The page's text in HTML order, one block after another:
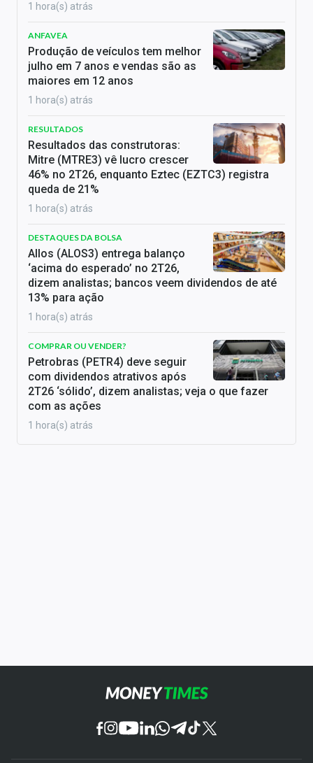
1 hora(s) atrás
ANFAVEA
Produção de veículos tem melhor
julho em 7 anos e vendas são as
maiores em 12 anos
1 hora(s) atrás
RESULTADOS
Resultados das construtoras:
Mitre (MTRE3) vê lucro crescer
46% no 2T26, enquanto Eztec (EZTC3) registra
queda de 21%
1 hora(s) atrás
DESTAQUES DA BOLSA
Allos (ALOS3) entrega balanço
‘acima do esperado’ no 2T26,
dizem analistas; bancos veem dividendos de até
13% para ação
1 hora(s) atrás
COMPRAR OU VENDER?
Petrobras (PETR4) deve seguir
com dividendos atrativos após
2T26 ‘sólido’, dizem analistas; veja o que fazer
com as ações
1 hora(s) atrás